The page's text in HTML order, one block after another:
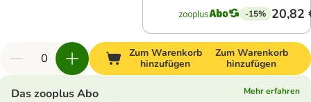
-15% 20,82
Zum Warenkorb
hinzufügen
Zum Warenkorb
hinzufügen
Das zooplus Abo
Mehr erfahren